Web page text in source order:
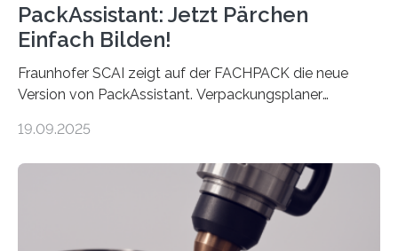
PackAssistant: Jetzt Pärchen
Einfach Bilden!
Fraunhofer SCAI zeigt auf der FACHPACK die neue
Version von PackAssistant. Verpackungsplaner
Automobil, Maschinenbau und in der Zulieferindustrie.
Teile als eine Einheit verpacken. Die Anordnung kann
der Benutzer vorgeben und erhält so mehr Kontrolle
über die Positionierung der Bauteile. Die ebenfalls neue
Automatisierungsschnittstelle dient dazu, die Software
19.09.2025